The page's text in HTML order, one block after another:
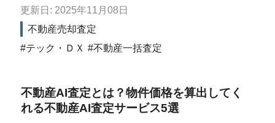
更新日: 2025年11月08日
不動産売却査定
テック・ＤＸ
不動産一括査定
不動産AI査定とは？物件価格を算出してく
れる不動産AI査定サービス5選